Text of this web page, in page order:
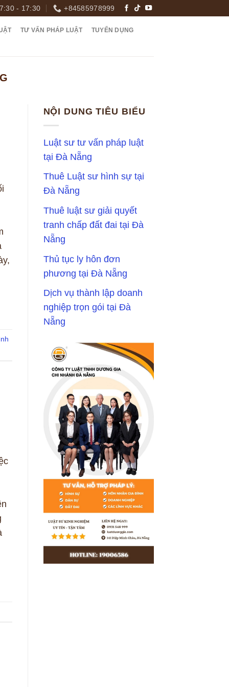
- 17:30 +84585978999
TƯ VẤN PHÁP LUẬT TUYỂN DỤNG
NỘI DUNG TIÊU BIỂU
Luật sư tư vấn pháp luật
tại Đà Nẵng
Thuê Luật sư hình sự tại
Đà Nẵng
Thuê luật sư giải quyết
tranh chấp đất đai tại Đà
Nẵng
Thủ tục ly hôn đơn
phương tại Đà Nẵng
Dịch vụ thành lập doanh
nghiệp trọn gói tại Đà
Nẵng